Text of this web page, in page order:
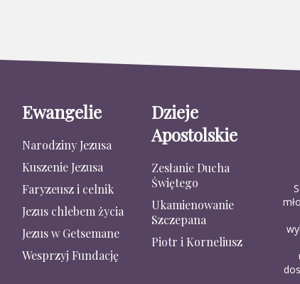
Ewangelie
Narodziny Jezusa
Kuszenie Jezusa
Faryzeusz i celnik
Jezus chlebem życia
Jezus w Getsemane
Wesprzyj Fundację
Dzieje
Apostolskie
Zesłanie Ducha
Świętego
Ukamienowanie
Szczepana
Piotr i Korneliusz